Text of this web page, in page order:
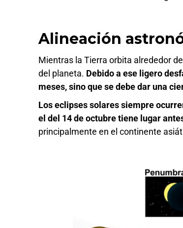
Alineación
Mientras la Tierra orbita alrededor
del planeta. Debido a ese ligero
meses, sino que se debe dar una
Los eclipses solares siempre
el del 14 de octubre tiene lugar
principalmente en el continente